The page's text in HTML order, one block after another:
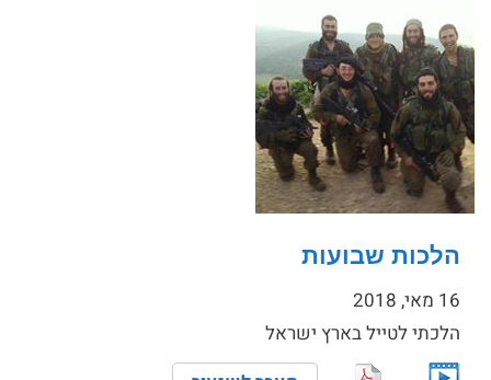
הלכות שבועות
16 מאי, 2018
הלכתי לטייל בארץ ישראל